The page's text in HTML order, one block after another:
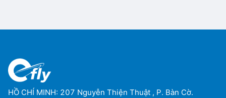
HỒ CHÍ MINH: 207 Nguyễn Thiện Thuật , P. Bàn Cờ.